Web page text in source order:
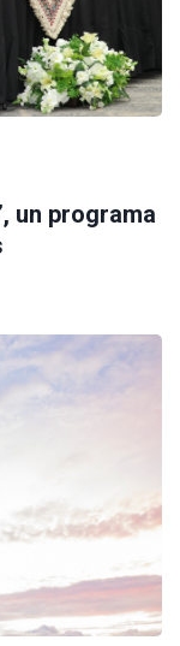
un programa